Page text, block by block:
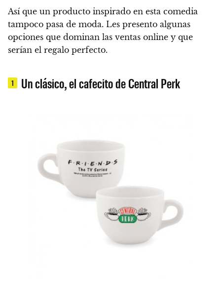
Así que un producto inspirado en esta comedia
tampoco pasa de moda. Les presento algunas
opciones que dominan las ventas online y que
serían el regalo perfecto.
1 Un clásico, el cafecito de Central Perk